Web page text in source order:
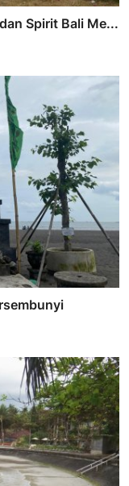
Spirit Bali Me...